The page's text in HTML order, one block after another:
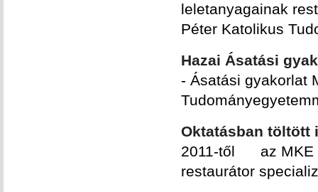
leletanyagainak
Péter Katolikus
Hazai Ásatási
- Ásatási gyakorlat
Oktatásban töltött
2011-től az MKE
restaurátor